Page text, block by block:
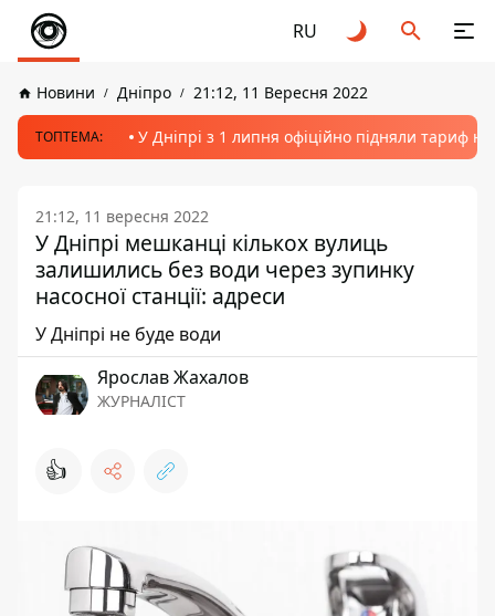
RU
Новини Дніпро 21:12, 11 Вересня 2022
ТОПТЕМА: У Дніпрі з 1 липня офіційно підняли тариф
21:12, 11 вересня 2022
У Дніпрі мешканці кількох вулиць
залишились без води через зупинку
насосної станції: адреси
У Дніпрі не буде води
Ярослав Жахалов
ЖУРНАЛІСТ
👍